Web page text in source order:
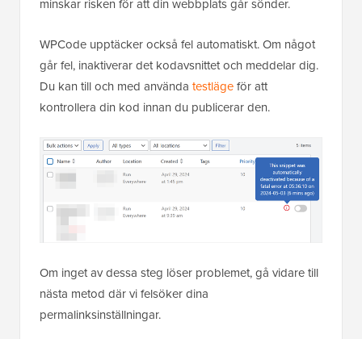
minskar risken för att din webbplats går sönder.
WPCode upptäcker också fel automatiskt. Om något
går fel, inaktiverar det kodavsnittet och meddelar dig.
Du kan till och med använda testlägeför att
kontrollera din kod innan du publicerar den.
Om inget av dessa steg löser problemet, gå vidare till
nästa metod där vi felsöker dina
permalinksinställningar.